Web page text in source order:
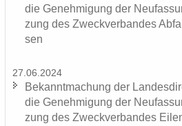
die Ge­neh­mi­gung der
zung des Zweck­ver­ban­des
sen
27.06.2024
Be­kannt­ma­chung der
die Ge­neh­mi­gung der
zung des Zweck­ver­ban­des